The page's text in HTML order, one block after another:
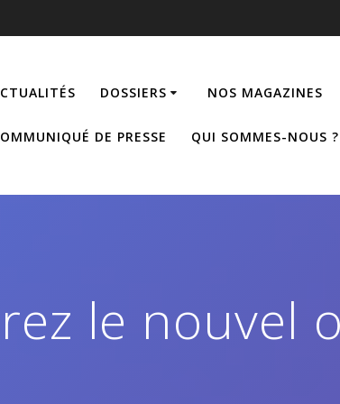
DOSSIERS NOS MAGAZINES
DE PRESSE QUI SOMMES-NOUS ?
le nouvel